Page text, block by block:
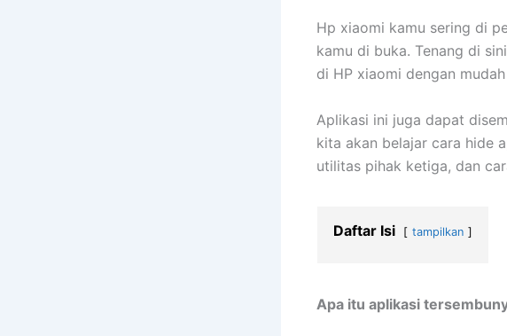
Hp xiaomi kamu sering di
kamu di buka. Tenang di
di HP xiaomi dengan
Aplikasi ini juga dapat
kita akan belajar cara hide
utilitas pihak ketiga, dan
Daftar Isi tampilkan
Apa itu aplikasi